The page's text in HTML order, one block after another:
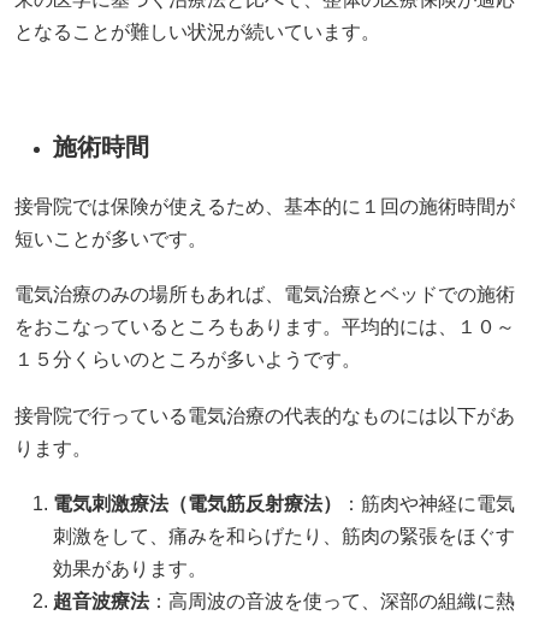
となることが難しい状況が続いています。
施術時間
接骨院では保険が使えるため、基本的に１回の施術時間が
短いことが多いです。
電気治療のみの場所もあれば、電気治療とベッドでの施術
をおこなっているところもあります。平均的には、１０～
１５分くらいのところが多いようです。
接骨院で行っている電気治療の代表的なものには以下があ
ります。
電気刺激療法（電気筋反射療法）
：筋肉や神経に電気
刺激をして、痛みを和らげたり、筋肉の緊張をほぐす
効果があります。
超音波療法：高周波の音波を使って、深部の組織に熱